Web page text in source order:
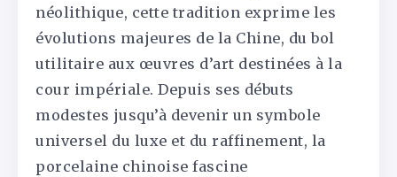
néolithique, cette tradition exprime les
évolutions majeures de la Chine, du bol
utilitaire aux œuvres d’art destinées à la
cour impériale. Depuis ses débuts
modestes jusqu’à devenir un symbole
universel du luxe et du raffinement, la
porcelaine chinoise fascine